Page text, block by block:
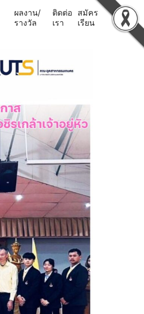
ผลงาน/
รางวัล
ติดต่อ
เรา
สมัคร
เรียน